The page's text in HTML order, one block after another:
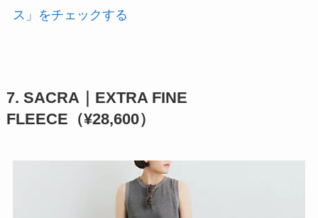
ス」をチェックする
7. SACRA｜EXTRA FINE
FLEECE（¥28,600）